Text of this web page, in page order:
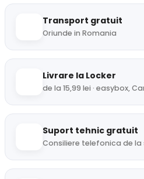
Transport gratuit
Oriunde in Romania
Livrare la Locker
de la 15,99 lei · easybox,
Suport tehnic gratuit
Consiliere telefonica de